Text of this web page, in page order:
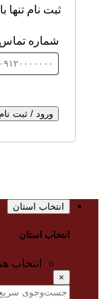
ثبت نام تنها
شماره تماس
ورود / ثبت نام
انتخاب استان
انتخاب استان
انتخاب
×